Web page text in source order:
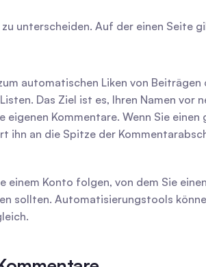
unterscheiden. Auf der einen Seite
automatischen Liken von
Das Ziel ist es, Ihren Namen vor
eigenen Kommentare. Wenn Sie
an die Spitze der
sollten. Automatisierungstools